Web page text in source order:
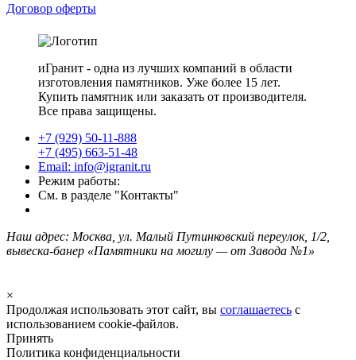
Договор оферты
иГранит - одна из лучших компаний в области
изготовления памятников. Уже более 15 лет.
Купить памятник или заказать от производителя.
Все права защищены.
+7 (929) 50-11-888
+7 (495) 663-51-48
Email: info@igranit.ru
Режим работы:
См. в разделе "Контакты"
Наш адрес: Москва, ул. Малый Путинковский переулок, 1/2,
вывеска-банер «Памятники на могилу — от Завода №1»
×
Продолжая использовать этот сайт, вы соглашаетесь с
использованием cookie-файлов.
Принять
Политика конфиденциальности